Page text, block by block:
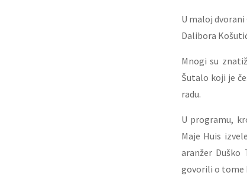
U maloj
Dalibora
Mnogi su
Šutalo koji je
radu.
U programu,
Maje Huis
aranžer
govorili o tome